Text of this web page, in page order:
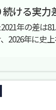
ける実力
年の差は
2026年に史